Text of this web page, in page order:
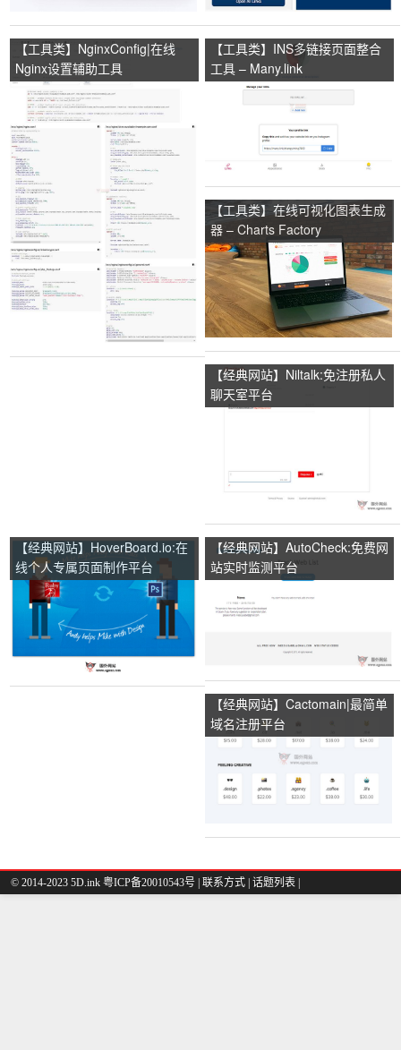
【工具类】NginxConfig|在线
Nginx设置辅助工具
【工具类】INS多链接页面整合
工具 – Many.link
【工具类】在线可视化图表生成
器 – Charts Factory
【经典网站】Niltalk:免注册私人
聊天室平台
【经典网站】HoverBoard.io:在
线个人专属页面制作平台
【经典网站】AutoCheck:免费网
站实时监测平台
【经典网站】Cactomain|最简单
域名注册平台
© 2014-2023 5D.ink 粤ICP备20010543号 联系方式 话题列表